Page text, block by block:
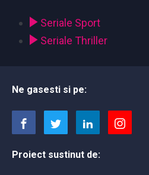
Seriale Sport
Seriale Thriller
Ne gasesti si pe:
Proiect sustinut de: